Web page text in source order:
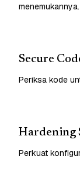
menemukannya.
Secure
Periksa kode
Hardening
Perkuat